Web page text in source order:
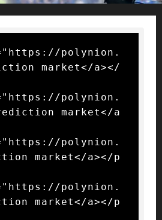
polynion.
market</a></
polynion.
market</a
polynion.
market</a></p
polynion.
market</a></p